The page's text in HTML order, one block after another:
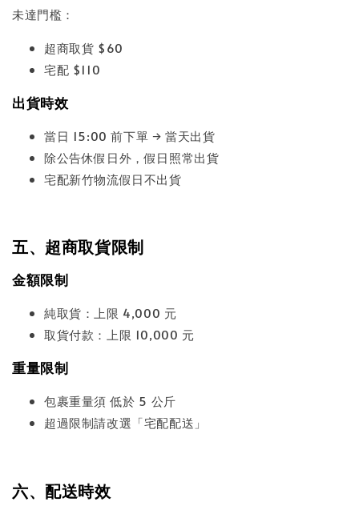
未達門檻：
超商取貨 $60
宅配 $110
出貨時效
當日 15:00 前下單 → 當天出貨
除公告休假日外，假日照常出貨
宅配新竹物流假日不出貨
五、超商取貨限制
金額限制
純取貨：上限 4,000 元
取貨付款：上限 10,000 元
重量限制
包裹重量須 低於 5 公斤
超過限制請改選「宅配配送」
六、配送時效